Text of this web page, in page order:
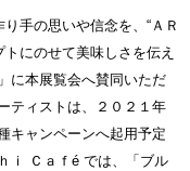
手の思いや信念を、“ＡＲ
にのせて美味しさを伝え
に本展覧会へ賛同いただ
ティストは、２０２１年
キャンペーンへ起用予定
ｉ Ｃａｆé では、「ブル